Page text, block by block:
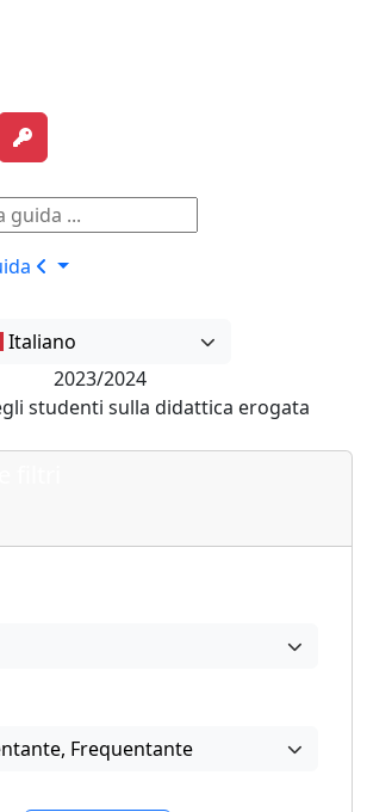
Italiano
2023/2024
studenti sulla didattica erogata
, Frequentante